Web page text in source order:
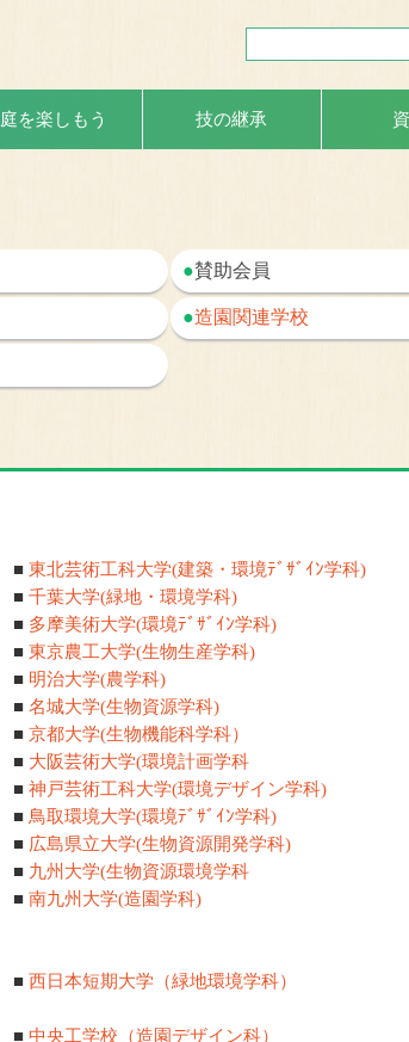
庭を楽しもう 技の継承
●賛助会員
●造園関連学校
■ 東北芸術工科大学(建築・環境ﾃﾞｻﾞｲﾝ学科)
■ 千葉大学(緑地・環境学科)
■ 多摩美術大学(環境ﾃﾞｻﾞｲﾝ学科)
■ 東京農工大学(生物生産学科)
■ 明治大学(農学科)
■ 名城大学(生物資源学科)
■ 京都大学(生物機能科学科）
■ 大阪芸術大学(環境計画学科
■ 神戸芸術工科大学(環境デザイン学科)
■ 鳥取環境大学(環境ﾃﾞｻﾞｲﾝ学科)
■ 広島県立大学(生物資源開発学科)
■ 九州大学(生物資源環境学科
■ 南九州大学(造園学科)
■ 西日本短期大学（緑地環境学科）
■ 中央工学校（造園デザイン科）